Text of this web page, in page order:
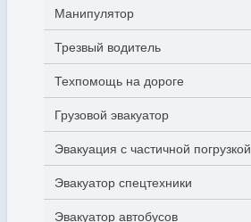
Манипулятор
Трезвый водитель
Техпомощь на дороге
Грузовой эвакуатор
Эвакуация с частичной погрузкой
Эвакуатор спецтехники
Эвакуатор автобусов